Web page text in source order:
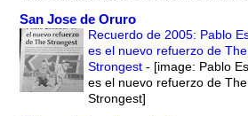
San Jose de Oruro
Recuerdo de 2005: Pablo
es el nuevo refuerzo de The
Strongest - [image: Pablo
es el nuevo refuerzo de The
Strongest]